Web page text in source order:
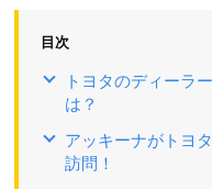
目次
トヨタのディーラ
は？
アッキーナがトヨ
訪問！